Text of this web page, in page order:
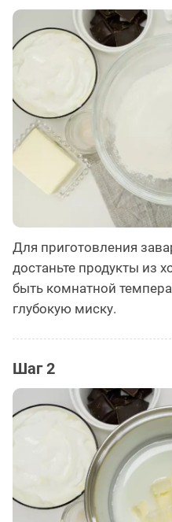
Для приготовления
достаньте продукты из
быть комнатной
глубокую миску.
Шаг 2